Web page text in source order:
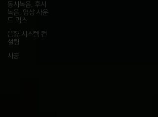
동시녹음, 후시
녹음, 영상 사운
드 믹스
음향 시스템 컨
설팅
시공